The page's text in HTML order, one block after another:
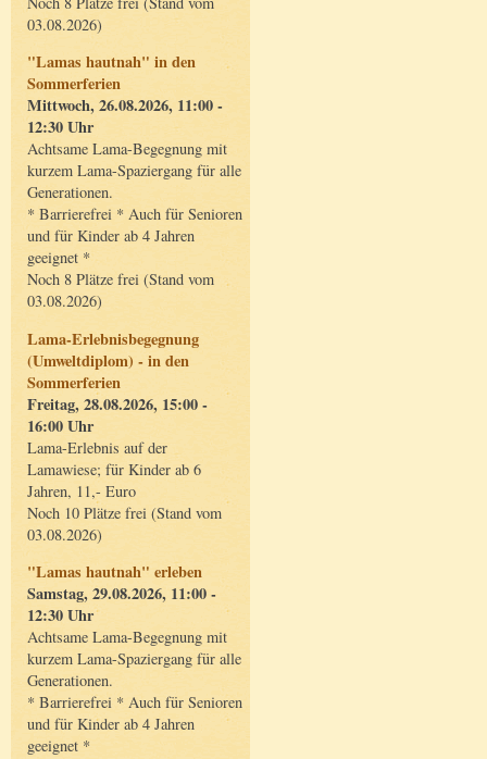
03.08.2026)
"Lamas hautnah" in den
Sommerferien
Mittwoch, 26.08.2026, 11:00 -
12:30 Uhr
Achtsame Lama-Begegnung mit
kurzem Lama-Spaziergang für alle
Generationen.
* Barrierefrei * Auch für Senioren
und für Kinder ab 4 Jahren
geeignet *
Noch 8 Plätze frei (Stand vom
03.08.2026)
Lama-Erlebnisbegegnung
(Umweltdiplom) - in den
Sommerferien
Freitag, 28.08.2026, 15:00 -
16:00 Uhr
Lama-Erlebnis auf der
Lamawiese; für Kinder ab 6
Jahren, 11,- Euro
Noch 10 Plätze frei (Stand vom
03.08.2026)
"Lamas hautnah" erleben
Samstag, 29.08.2026, 11:00 -
12:30 Uhr
Achtsame Lama-Begegnung mit
kurzem Lama-Spaziergang für alle
Generationen.
* Barrierefrei * Auch für Senioren
und für Kinder ab 4 Jahren
geeignet *